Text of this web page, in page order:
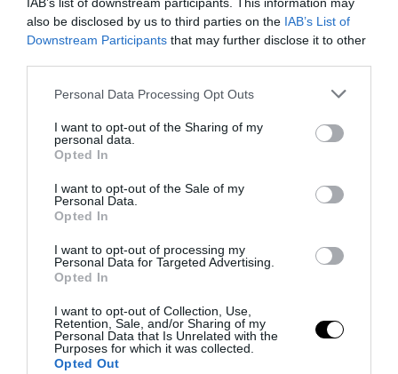
also be disclosed by us to third parties on the IAB’s List of
Downstream Participants that may further disclose it to other
Please note that this website/app uses one or more Google
not limited to your visit or usage behaviour. You may click to
grant or deny consent to Google and its third-party tags to
use your data for below specified purposes in below Google
consent section.
Personal Data Processing Opt Outs
I want to opt-out of the Sharing of my
personal data.
Opted In
I want to opt-out of the Sale of my
Personal Data.
Opted In
I want to opt-out of processing my
Personal Data for Targeted Advertising.
Opted In
I want to opt-out of Collection, Use,
Retention, Sale, and/or Sharing of my
Personal Data that Is Unrelated with the
Purposes for which it was collected.
Opted Out
Bonaccini e il mito delle barricate di Parma: quando
l’antifascismo copia il fascismo
Remigrazione, il Copasir riconosce all’antifascismo il